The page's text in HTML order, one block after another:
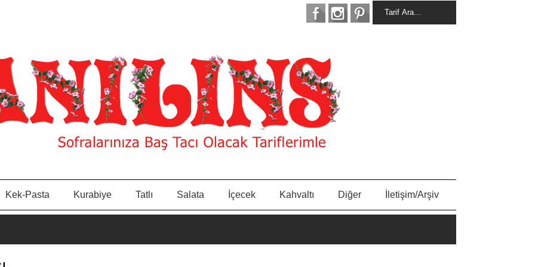
Kek-Pasta Kurabiye Tatlı Salata İçecek Kahvaltı Diğer İletişim/Arşiv